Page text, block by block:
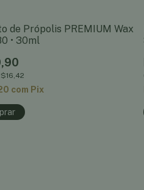
de Própolis PREMIUM Wax
• 30ml
com Pix